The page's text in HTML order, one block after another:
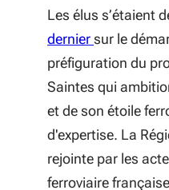
ferroviaire
ces temps
formation
salariés.
Le projet «
Patrimoine
historique
Donner
territoires
une
logique
emplois
métiers et
Les élus s’étaient
derniersur le
préfiguration du
Saintes qui
et de son étoile
d'expertise. La
rejointe par les
ferroviaire